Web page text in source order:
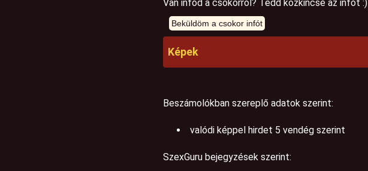
Van infód a csokorról? Tedd közkincsé az infót :)
Képek
Beszámolókban szereplő adatok szerint:
valódi képpel hirdet 5 vendég szerint
SzexGuru bejegyzések szerint: